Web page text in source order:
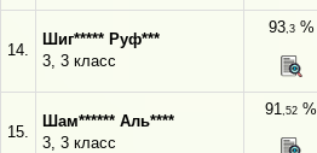
14.
Шиг***** Руф***
3, 3 класс
93,3%
15.
Шам****** Аль****
3, 3 класс
91,52 %